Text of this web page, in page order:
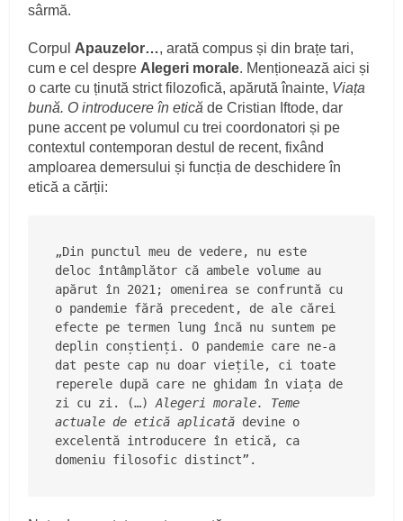
sârmă.
CorpulApauzelor…, arată compus și din brațe tari,
cum e cel despreAlegeri morale. Menționează aici și
o carte cu ținută strict filozofică, apărută înainte, Viața
bună. O introducere în eticăde Cristian Iftode, dar
pune accent pe volumul cu trei coordonatori și pe
contextul contemporan destul de recent, fixând
amploarea demersului și funcția de deschidere în
etică a cărții:
„Din punctul meu de vedere, nu este
deloc întâmplător că ambele volume au
apărut în 2021; omenirea se confruntă cu
o pandemie fără precedent, de ale cărei
efecte pe termen lung încă nu suntem pe
deplin conștienți. O pandemie care ne-a
dat peste cap nu doar viețile, ci toate
reperele după care ne ghidam în viața de
zi cu zi. (…) Alegeri morale. Teme
actuale de etică aplicată devine o
excelentă introducere în etică, ca
domeniu filosofic distinct”.